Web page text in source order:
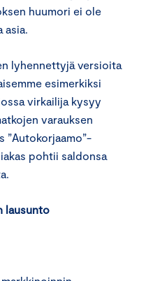
huumori ei ole
asia.
lyhennettyjä versioita
esimerkiksi
virkailija kysyy
varauksen
”Autokorjaamo”-
pohtii saldonsa
lausunto